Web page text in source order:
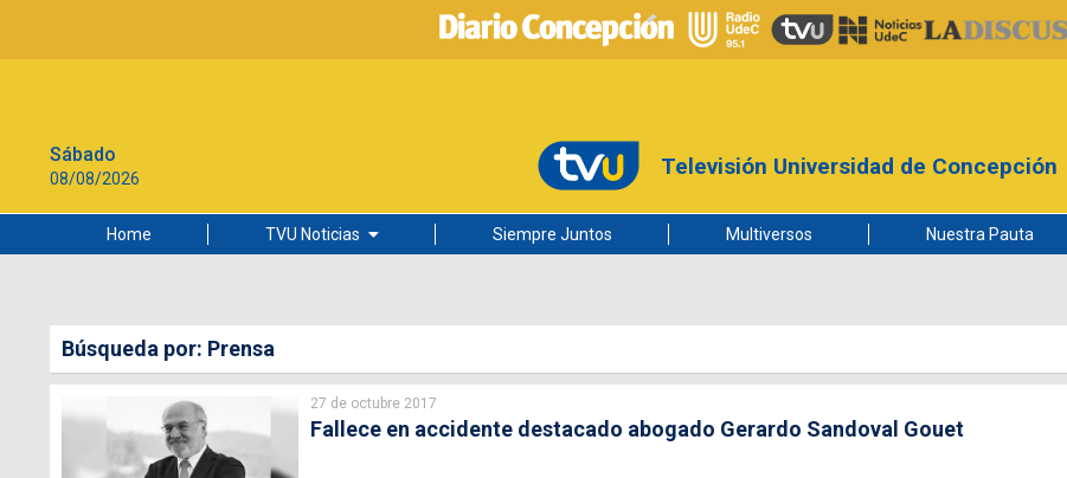
Sábado
08/08/2026 Televisión Universidad de Concepción
Home TVU Noticias
Ciudad
Universidad de Concepción
Siempre Juntos Multiversos Nuestra Pauta
Búsqueda por: Prensa
27 de octubre 2017
Fallece en accidente destacado abogado Gerardo Sandoval Gouet